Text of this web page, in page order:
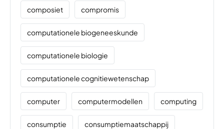
composiet compromis
computationele biogeneeskunde
computationele biologie
computationele cognitiewetenschap
computer computermodellen computing
consumptie consumptiemaatschappij